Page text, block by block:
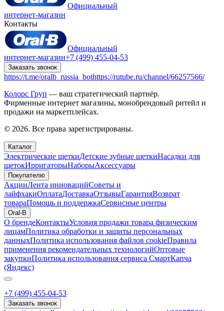
Официальный
интернет-магазин
Контакты
Официальный
интернет-магазин+7 (499) 455-04-53
Заказать звонок
https://t.me/oralb_russia_bothttps://rutube.ru/channel/66257566/
Колорс Груп — ваш стратегический партнёр.
Фирменные интернет магазины, монобрендовый ритейл и
продажи на маркетплейсах.
© 2026. Все права зарегистрированы.
Каталог
Электрические щеткиДетские зубные щеткиНасадки для
щетокИрригаторыНаборыАксессуары
Покупателю
АкцииЛента инновацийСоветы и
лайфхакиОплатаДоставкаОтзывыГарантияВозврат
товараПомощь и поддержкаСервисные центры
Oral-B
О брендеКонтактыУсловия продажи товара физическим
лицамПолитика обработки и защиты персональных
данныхПолитика использования файлов cookieПравила
применения рекомендательных технологийОптовые
закупкиПолитика использования сервиса СмартКапча
(Яндекс)
+7 (499) 455-04-53
Заказать звонок